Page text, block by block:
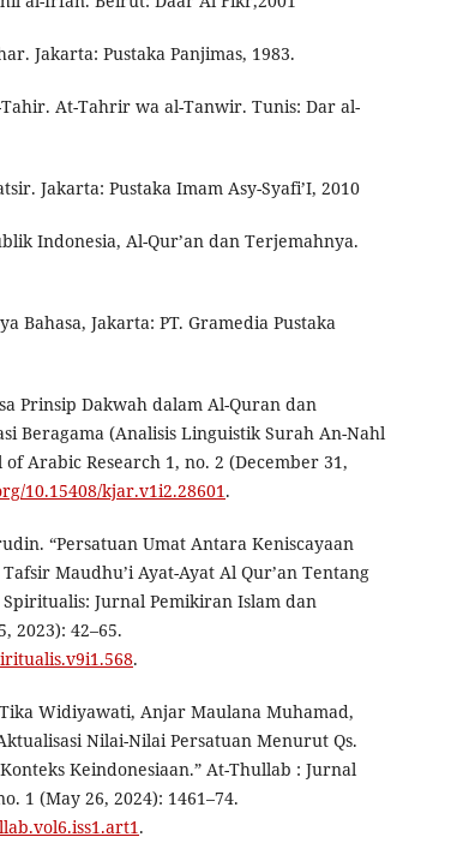
Jakarta: Pustaka Panjimas, 1983.
At-Tahrir wa al-Tanwir. Tunis: Dar al-
Jakarta: Pustaka Imam Asy-Syafi’I, 2010
Indonesia, Al-Qur’an dan Terjemahnya.
Bahasa, Jakarta: PT. Gramedia Pustaka
Prinsip Dakwah dalam Al-Quran dan
Beragama (Analisis Linguistik Surah An-Nahl
Arabic Research 1, no. 2 (December 31,
10.15408/kjar.v1i2.28601.
“Persatuan Umat Antara Keniscayaan
Maudhu’i Ayat-Ayat Al Qur’an Tentang
Jurnal Pemikiran Islam dan
2023): 42–65.
.
Widiyawati, Anjar Maulana Muhamad,
Nilai-Nilai Persatuan Menurut Qs.
Keindonesiaan.” At-Thullab : Jurnal
1 (May 26, 2024): 1461–74.
.